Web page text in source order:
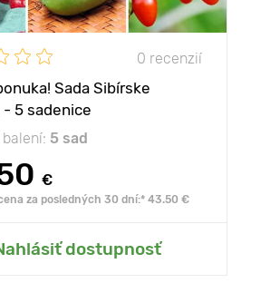
0 recenzií
Sada Sibírske
5 sadenice
5 sad
€
za posledných 30 dní:* 43.50 €
dostupnosť